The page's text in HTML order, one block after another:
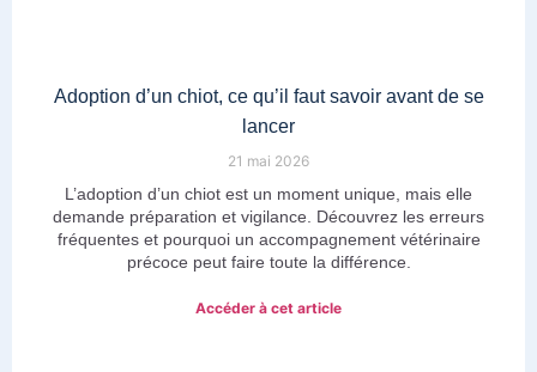
Adoption d’un chiot, ce qu’il faut savoir avant de se
lancer
21 mai 2026
L’adoption d’un chiot est un moment unique, mais elle
demande préparation et vigilance. Découvrez les erreurs
fréquentes et pourquoi un accompagnement vétérinaire
précoce peut faire toute la différence.
Accéder à cet article